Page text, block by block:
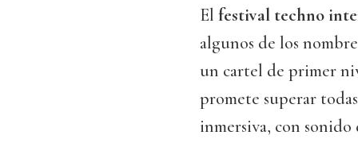
El festival techno
algunos de los
un cartel de primer
promete superar
inmersiva, con